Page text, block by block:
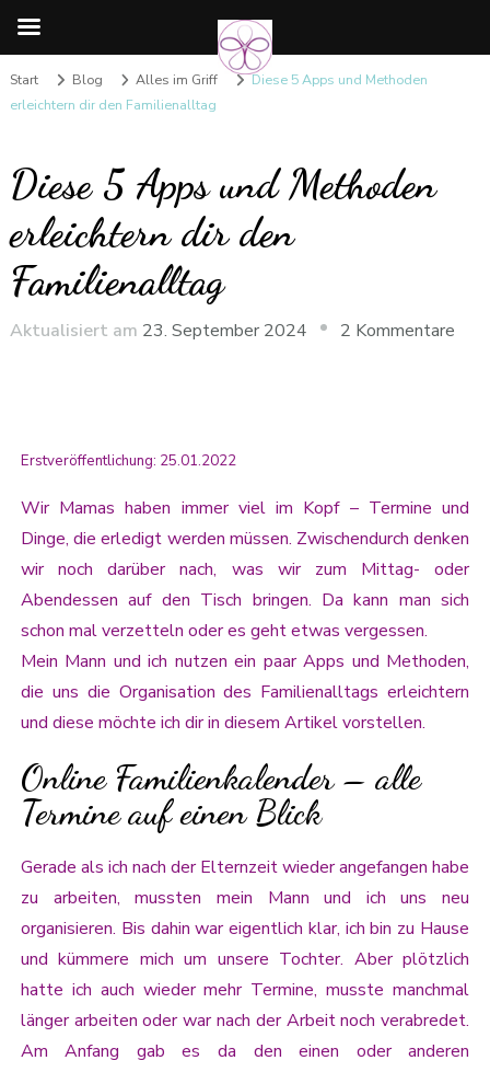
Start Blog Alles im Griff
Diese 5 Apps und Methoden
erleichtern dir den Familienalltag
Diese 5 Apps und Methoden
erleichtern dir den
Familienalltag
Aktualisiert am 23. September 2024 2 Kommentare
Erstveröffentlichung: 25.01.2022
Wir Mamas haben immer viel im Kopf – Termine und
Dinge, die erledigt werden müssen. Zwischendurch denken
wir noch darüber nach, was wir zum Mittag- oder
Abendessen auf den Tisch bringen. Da kann man sich
schon mal verzetteln oder es geht etwas vergessen.
Mein Mann und ich nutzen ein paar Apps und Methoden,
die uns die Organisation des Familienalltags erleichtern
und diese möchte ich dir in diesem Artikel vorstellen.
Online Familienkalender – alle
Termine auf einen Blick
Gerade als ich nach der Elternzeit wieder angefangen habe
zu arbeiten, mussten mein Mann und ich uns neu
organisieren. Bis dahin war eigentlich klar, ich bin zu Hause
und kümmere mich um unsere Tochter. Aber plötzlich
hatte ich auch wieder mehr Termine, musste manchmal
länger arbeiten oder war nach der Arbeit noch verabredet.
Am Anfang gab es da den einen oder anderen